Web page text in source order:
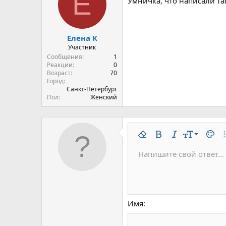
Елена К
Участник
Сообщения
1
Реакции
0
Возраст
70
Город
Санкт-Петербург
Пол
Женский
УдалитьЖирныйКурсивРазмер
9
10
18
22
Цвет
Шрифт Arial
Tahoma
Зачёркнутый
Подчёркнутый
Вставить
Спойлер
Код
Напишите свой ответ...
Имя